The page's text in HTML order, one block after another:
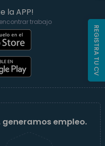
la APP!
trabajo
empleo.
REGISTRA TU CV